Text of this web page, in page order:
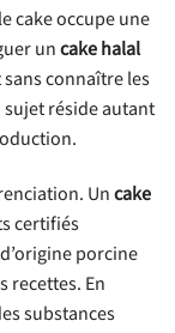
cake occupe une
uncake halal
connaître les
sujet réside autant
Uncake
certifiés
porcine
recettes. En
substances